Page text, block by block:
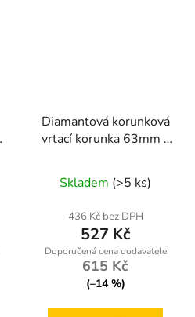
Diamantová korunková
vrtací korunka 63mm x
Skladem (>5 ks)
436 Kč bez DPH
527 Kč
615 Kč
(–14 %)